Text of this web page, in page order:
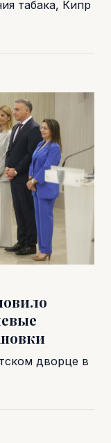
табака, Кипр
дворце в